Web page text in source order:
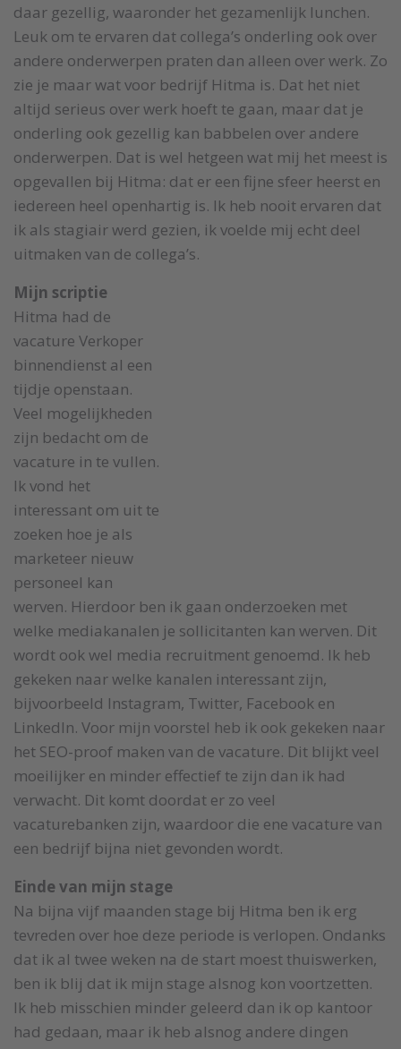
daar gezellig, waaronder het gezamenlijk lunchen.
Leuk om te ervaren dat collega’s onderling ook over
andere onderwerpen praten dan alleen over werk. Zo
zie je maar wat voor bedrijf Hitma is. Dat het niet
altijd serieus over werk hoeft te gaan, maar dat je
onderling ook gezellig kan babbelen over andere
onderwerpen. Dat is wel hetgeen wat mij het meest is
opgevallen bij Hitma: dat er een fijne sfeer heerst en
iedereen heel openhartig is. Ik heb nooit ervaren dat
ik als stagiair werd gezien, ik voelde mij echt deel
uitmaken van de collega’s.
Mijn scriptie
Hitma had de
vacature Verkoper
binnendienst al een
tijdje openstaan.
Veel mogelijkheden
zijn bedacht om de
vacature in te vullen.
Ik vond het
interessant om uit te
zoeken hoe je als
marketeer nieuw
personeel kan
werven. Hierdoor ben ik gaan onderzoeken met
welke mediakanalen je sollicitanten kan werven. Dit
wordt ook wel media recruitment genoemd. Ik heb
gekeken naar welke kanalen interessant zijn,
bijvoorbeeld Instagram, Twitter, Facebook en
LinkedIn. Voor mijn voorstel heb ik ook gekeken naar
het SEO-proof maken van de vacature. Dit blijkt veel
moeilijker en minder effectief te zijn dan ik had
verwacht. Dit komt doordat er zo veel
vacaturebanken zijn, waardoor die ene vacature van
een bedrijf bijna niet gevonden wordt.
Einde van mijn stage
Na bijna vijf maanden stage bij Hitma ben ik erg
tevreden over hoe deze periode is verlopen. Ondanks
dat ik al twee weken na de start moest thuiswerken,
ben ik blij dat ik mijn stage alsnog kon voortzetten.
Ik heb misschien minder geleerd dan ik op kantoor
had gedaan, maar ik heb alsnog andere dingen